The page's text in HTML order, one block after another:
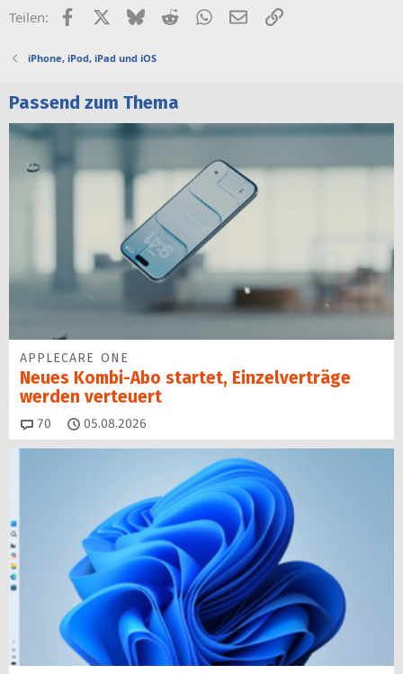
Teilen: FacebookX (Twitter)
BlueskyRedditWhatsApp
E-MailLink
iPhone, iPod, iPad und iOS
Passend zum Thema
APPLECARE ONE
Neues Kombi-Abo startet, Einzelverträge
werden verteuert
70 Kommentare
05.08.2026